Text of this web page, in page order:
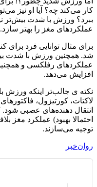
کار می‌کند چه؟ آیا او نیز
ببرد؟ ورزش با شدت بیش‌تر
عملکرد‌های مغز را بهتر سازد.
برای مثال توانایی فرد
شد. همچنین ورزش با شدت
عملکردهای رفلکسی و
افزایش می‌دهد.
نکته ی جالب‌تر اینکه ورزش
لاکتات، کورتیزول،
انتقال دهنده‌های عصبی شود.
احتمالا بهبود) عملکرد مغز
توجیه می‌سازند.
روان‌خبر